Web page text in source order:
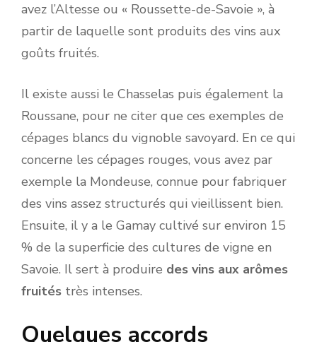
avez l’Altesse ou « Roussette-de-Savoie », à
partir de laquelle sont produits des vins aux
goûts fruités.
Il existe aussi le Chasselas puis également la
Roussane, pour ne citer que ces exemples de
cépages blancs du vignoble savoyard. En ce qui
concerne les cépages rouges, vous avez par
exemple la Mondeuse, connue pour fabriquer
des vins assez structurés qui vieillissent bien.
Ensuite, il y a le Gamay cultivé sur environ 15
% de la superficie des cultures de vigne en
Savoie. Il sert à produire des vins aux arômes
fruités très intenses.
Quelques accords